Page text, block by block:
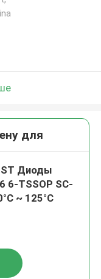
для
ST Диоды
6-TSSOP SC-
~ 125°C